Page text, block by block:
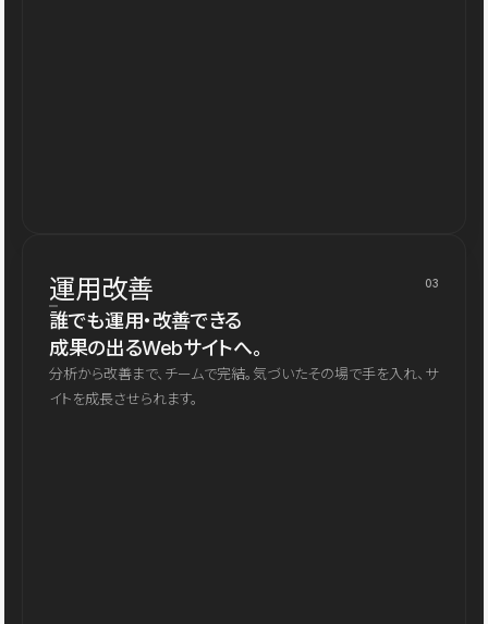
運用改善 03
誰でも運用・改善できる
成果の出るWebサイトへ。
分析から改善まで、チームで完結。気づいたその場で手を入れ、サ
イトを成長させられます。